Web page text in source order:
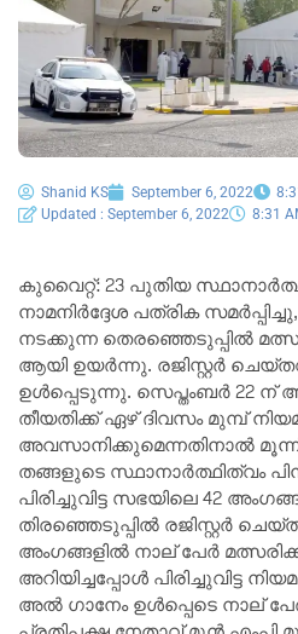
Shanid KS September 6, 2022
Updated : September 6, 2022
8:31
കുവൈറ്റ്: 23 പുതിയ
നാമനിർദ്ദേശ പത്രിക
നടക്കുന്ന തെരഞ്ഞെടുപ്പിൽ
ആയി ഉയർന്നു. രജിസ്റ്റർ
ഉൾപ്പെടുന്നു. സെപ്തംബർ 22 ന്
തീയതിക്ക് ഏഴ് ദിവസം മുമ്പ്
അവസാനിക്കുമെന്നതിനാൽ
തങ്ങളുടെ സ്ഥാനാർത്ഥിത്വം
പിരിച്ചുവിട്ട സഭയിലെ 42
തിരഞ്ഞെടുപ്പിൽ രജിസ്റ്റർ
അംഗങ്ങളിൽ നാല് പേർ
അറിയിച്ചപ്പോൾ പിരിച്ചുവിട്ട
അൽ ഗാനേം ഉൾപ്പെടെ നാല് പേർ